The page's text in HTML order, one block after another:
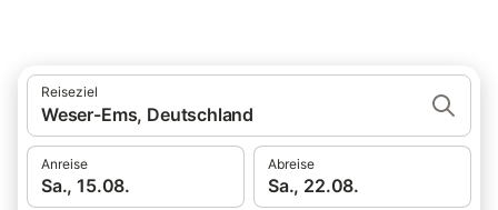
Reiseziel
Weser-Ems, Deutschland
Anreise
Sa., 15.08.
Abreise
Sa., 22.08.